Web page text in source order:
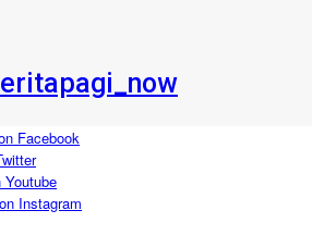
Facebook
Instagram